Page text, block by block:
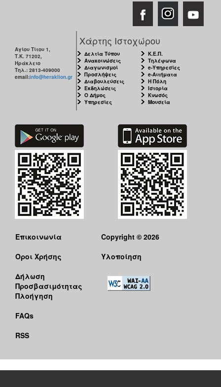
Αγίου Τίτου 1,
Τ.Κ. 71202,
Ηράκλειο
Τηλ.: 2813-409000
email:info@heraklion.gr
Χάρτης Ιστοχώρου
Δελτία Τύπου
Ανακοινώσεις
Διαγωνισμοί
Προσλήψεις
Διαβουλεύσεις
Εκδηλώσεις
Ο Δήμος
Υπηρεσίες
Κ.Ε.Π.
Τηλέφωνα
e-Υπηρεσίες
e-Αιτήματα
Η Πόλη
Ιστορία
Κνωσός
Μουσεία
Επικοινωνία
Όροι Χρήσης
Δήλωση
Προσβασιμότητας
Πλοήγηση
FAQs
RSS
Copyright © 2026
Υλοποίηση